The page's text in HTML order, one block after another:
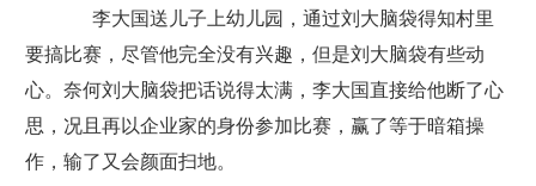
李大国送儿子上幼儿园，通过刘大脑袋得知村里
要搞比赛，尽管他完全没有兴趣，但是刘大脑袋有些动
心。奈何刘大脑袋把话说得太满，李大国直接给他断了心
思，况且再以企业家的身份参加比赛，赢了等于暗箱操
作，输了又会颜面扫地。